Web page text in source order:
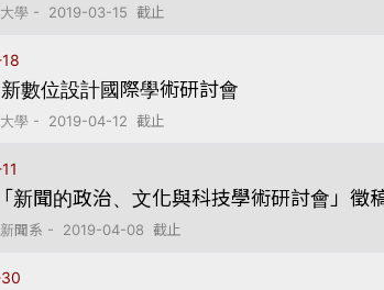
大學 - 2019-03-15 截止
數位設計國際學術研討會
大學 - 2019-04-12 截止
新聞的政治、文化與科技學術研討會」徵
新聞系 - 2019-04-08 截止